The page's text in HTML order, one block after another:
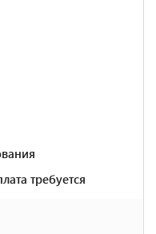
требуется